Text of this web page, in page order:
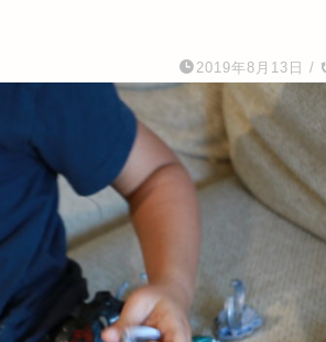
2019年8月13日 /